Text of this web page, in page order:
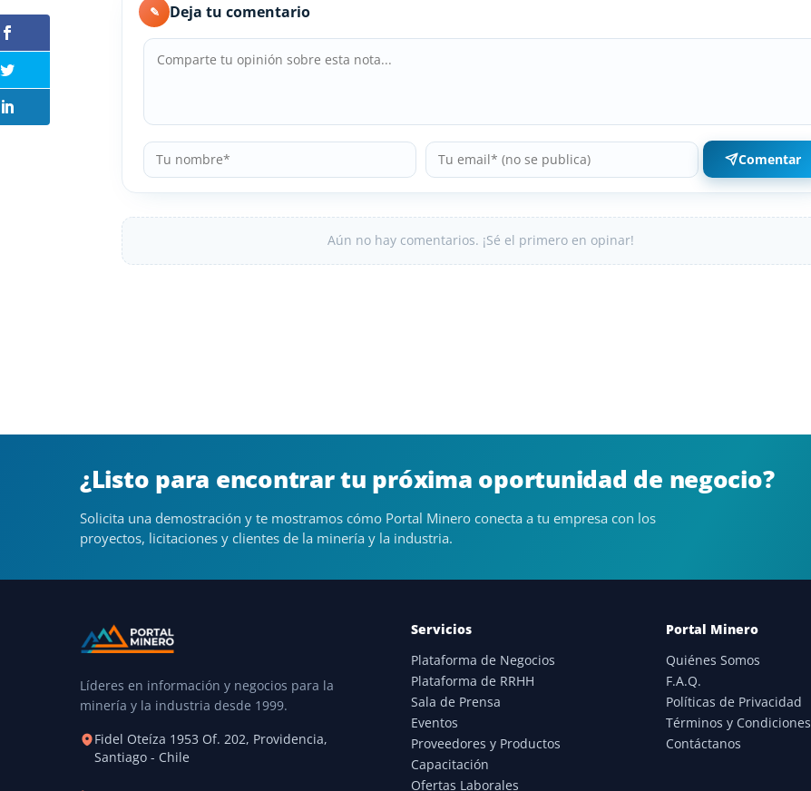
✎ Deja tu comentario
Comentar
Aún no hay comentarios. ¡Sé el primero en opinar!
¿Listo para encontrar tu próxima oportunidad de negocio?
Solicita una demostración y te mostramos cómo Portal Minero conecta a tu empresa con los
proyectos, licitaciones y clientes de la minería y la industria.
Líderes en información y negocios para la
minería y la industria desde 1999.
Fidel Oteíza 1953 Of. 202, Providencia,
Santiago - Chile
Servicios
Plataforma de Negocios
Plataforma de RRHH
Sala de Prensa
Eventos
Proveedores y Productos
Capacitación
Ofertas Laborales
Portal Minero
Quiénes Somos
F.A.Q.
Políticas de Privacidad
Términos y Condiciones
Contáctanos